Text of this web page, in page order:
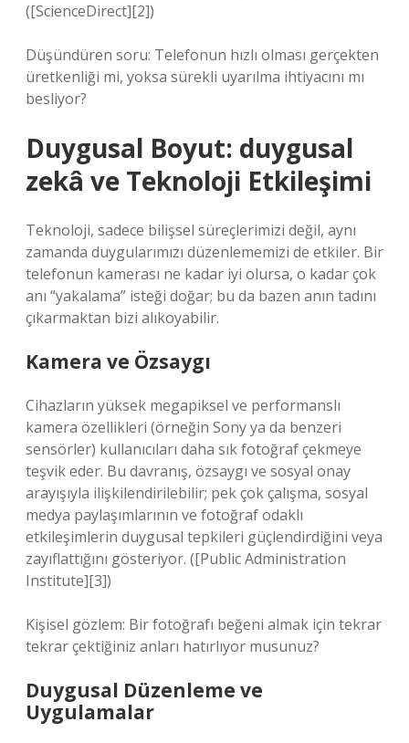
([ScienceDirect][2])
Düşündüren soru: Telefonun hızlı olması gerçekten
üretkenliği mi, yoksa sürekli uyarılma ihtiyacını mı
besliyor?
Duygusal Boyut: duygusal
zekâ ve Teknoloji Etkileşimi
Teknoloji, sadece bilişsel süreçlerimizi değil, aynı
zamanda duygularımızı düzenlememizi de etkiler. Bir
telefonun kamerası ne kadar iyi olursa, o kadar çok
anı “yakalama” isteği doğar; bu da bazen anın tadını
çıkarmaktan bizi alıkoyabilir.
Kamera ve Özsaygı
Cihazların yüksek megapiksel ve performanslı
kamera özellikleri (örneğin Sony ya da benzeri
sensörler) kullanıcıları daha sık fotoğraf çekmeye
teşvik eder. Bu davranış, özsaygı ve sosyal onay
arayışıyla ilişkilendirilebilir; pek çok çalışma, sosyal
medya paylaşımlarının ve fotoğraf odaklı
etkileşimlerin duygusal tepkileri güçlendirdiğini veya
zayıflattığını gösteriyor. ([Public Administration
Institute][3])
Kişisel gözlem: Bir fotoğrafı beğeni almak için tekrar
tekrar çektiğiniz anları hatırlıyor musunuz?
Duygusal Düzenleme ve
Uygulamalar